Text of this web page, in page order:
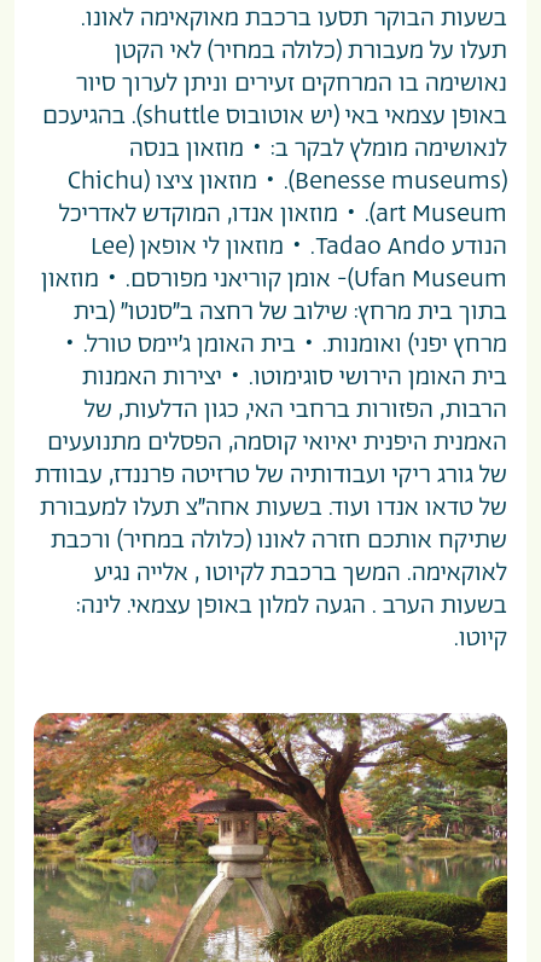
בשעות הבוקר תסעו ברכבת מאוקאימה לאונו.
תעלו על מעבורת (כלולה במחיר) לאי הקטן
נאושימה בו המרחקים זעירים וניתן לערוך סיור
באופן עצמאי באי (יש אוטובוס shuttle). בהגיעכם
לנאושימה מומלץ לבקר ב: • מוזאון בנסה
(Benesse museums). • מוזאון ציצו (Chichu
art Museum). • מוזאון אנדו, המוקדש לאדריכל
הנודע Tadao Ando. • מוזאון לי אופאן (Lee
Ufan Museum)- אומן קוריאני מפורסם. • מוזאון
בתוך בית מרחץ: שילוב של רחצה ב”סנטו” (בית
מרחץ יפני) ואומנות. • בית האומן ג’יימס טורל. •
בית האומן הירושי סוגימוטו. • יצירות האמנות
הרבות, הפזורות ברחבי האי, כגון הדלעות, של
האמנית היפנית יאיואי קוסמה, הפסלים מתנועעים
של גורג ריקי ועבודותיה של טרזיטה פרננדז, עבוודת
של טדאו אנדו ועוד. בשעות אחה”צ תעלו למעבורת
שתיקח אותכם חזרה לאונו (כלולה במחיר) ורכבת
לאוקאימה. המשך ברכבת לקיוטו , אלייה נגיע
בשעות הערב . הגעה למלון באופן עצמאי. לינה:
קיוטו.